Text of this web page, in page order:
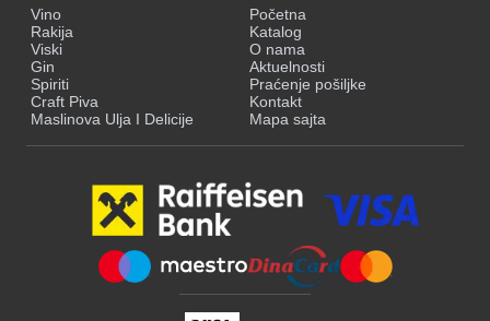
Vino
Rakija
Viski
Gin
Spiriti
Craft Piva
Maslinova Ulja I Delicije
Početna
Katalog
O nama
Aktuelnosti
Praćenje pošiljke
Kontakt
Mapa sajta